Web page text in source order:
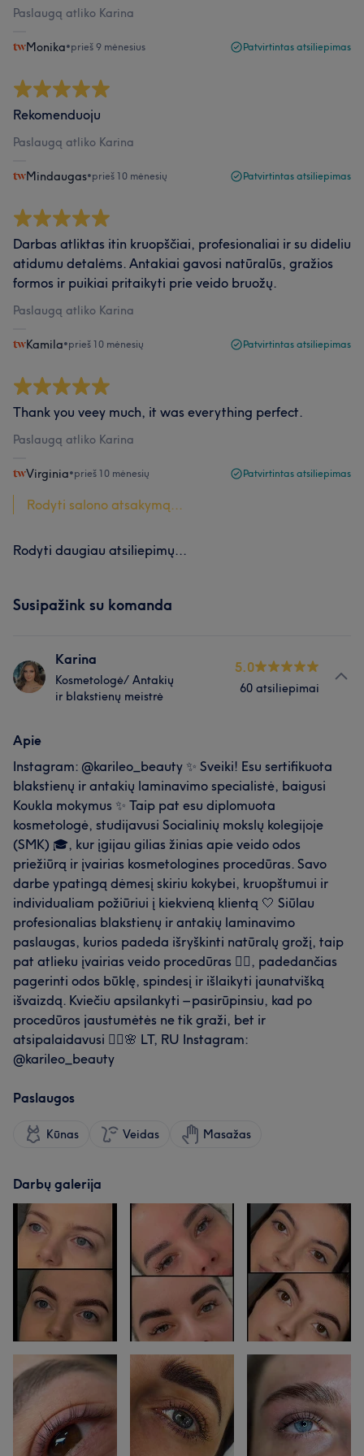
Paslaugą atliko Karina
Monika•prieš 9 mėnesius Patvirtintas atsiliepimas
Rekomenduoju
Paslaugą atliko Karina
Mindaugas•prieš 10 mėnesių Patvirtintas atsiliepimas
Darbas atliktas itin kruopščiai, profesionaliai ir su dideliu
atidumu detalėms. Antakiai gavosi natūralūs, gražios
formos ir puikiai pritaikyti prie veido bruožų.
Paslaugą atliko Karina
Kamila•prieš 10 mėnesių Patvirtintas atsiliepimas
Thank you veey much, it was everything perfect.
Paslaugą atliko Karina
Virginia•prieš 10 mėnesių Patvirtintas atsiliepimas
Rodyti salono atsakymą...
Rodyti daugiau atsiliepimų...
Susipažink su komanda
Karina
Kosmetologė/ Antakių
ir blakstienų meistrė
5.0
60 atsiliepimai
Apie
Instagram: @karileo_beauty ✨ Sveiki! Esu sertifikuota
blakstienų ir antakių laminavimo specialistė, baigusi
Koukla mokymus ✨ Taip pat esu diplomuota
kosmetologė, studijavusi Socialinių mokslų kolegijoje
(SMK) 🎓, kur įgijau gilias žinias apie veido odos
priežiūrą ir įvairias kosmetologines procedūras. Savo
darbe ypatingą dėmesį skiriu kokybei, kruopštumui ir
individualiam požiūriui į kiekvieną klientą 🤍 Siūlau
profesionalias blakstienų ir antakių laminavimo
paslaugas, kurios padeda išryškinti natūralų grožį, taip
pat atlieku įvairias veido procedūras 💆‍♀️, padedančias
pagerinti odos būklę, spindesį ir išlaikyti jaunatvišką
išvaizdą. Kviečiu apsilankyti – pasirūpinsiu, kad po
procedūros jaustumėtės ne tik graži, bet ir
atsipalaidavusi 🧖‍♀️🌸 LT, RU Instagram:
@karileo_beauty
Paslaugos
Kūnas Veidas Masažas
Darbų galerija